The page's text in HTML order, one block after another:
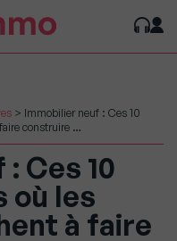
> Immobilier neuf : Ces 10
construire …
Ces 10
où les
à faire